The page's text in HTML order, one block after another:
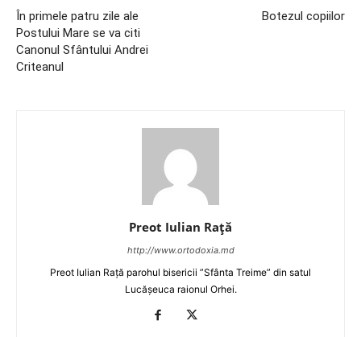
În primele patru zile ale
Postului Mare se va citi
Canonul Sfântului Andrei
Criteanul
Botezul copiilor
Preot Iulian Raţă
http://www.ortodoxia.md
Preot Iulian Rață parohul bisericii ”Sfânta Treime” din satul
Lucășeuca raionul Orhei.